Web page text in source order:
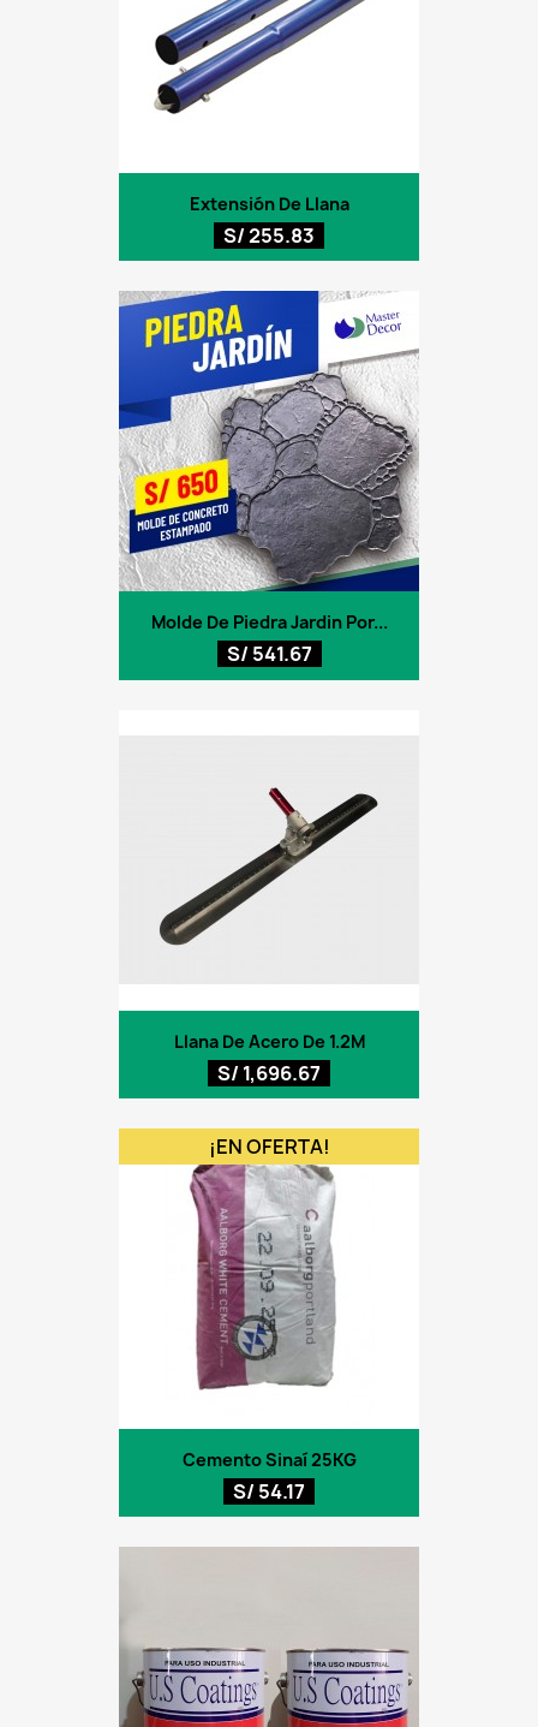
Extensión De Llana
S/ 255.83
Molde De Piedra Jardin Por...
S/ 541.67
Llana De Acero De 1.2M
S/ 1,696.67
Cemento Sinaí 25KG
S/ 54.17
¡EN OFERTA!